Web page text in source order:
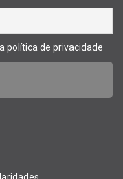
política de privacidade